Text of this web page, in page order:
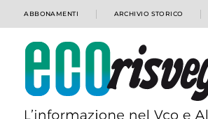
ABBONAMENTI ARCHIVIO STORICO